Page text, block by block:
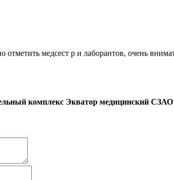
отметить медсест р и лаборантов, очень
комплекс Экватор медицинский